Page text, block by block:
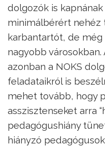
dolgozók is
minimálbérért nehéz
karbantartót, de
nagyobb
azonban a NOKS
feladataikról is
mehet tovább, hogy
asszisztenseket arra
pedagógushiány
hiányzó